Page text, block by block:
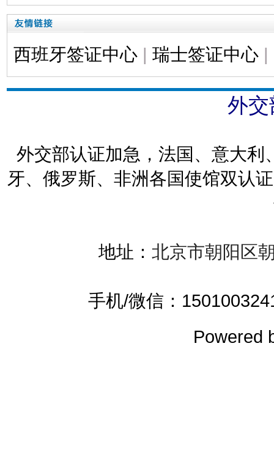
西班牙签证中心 | 瑞士签证中心 |
外
外交部认证加急，法国、意大
牙、俄罗斯、非洲各国使馆双认
地址： 北京市朝阳区
手机/微信：
Powered